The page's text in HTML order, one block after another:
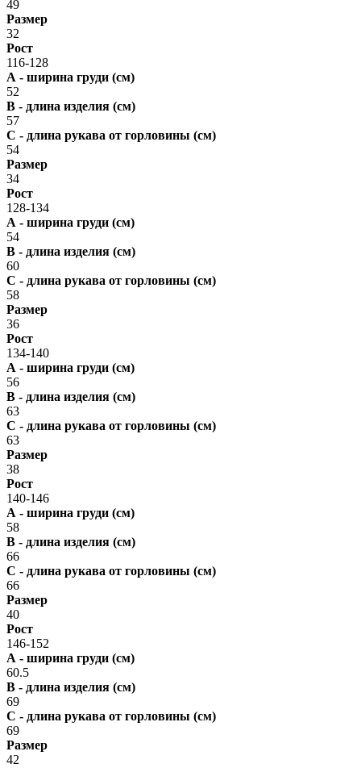
49
Размер
32
Рост
116-128
А - ширина груди (см)
52
В - длина изделия (см)
57
С - длина рукава от горловины (см)
54
Размер
34
Рост
128-134
А - ширина груди (см)
54
В - длина изделия (см)
60
С - длина рукава от горловины (см)
58
Размер
36
Рост
134-140
А - ширина груди (см)
56
В - длина изделия (см)
63
С - длина рукава от горловины (см)
63
Размер
38
Рост
140-146
А - ширина груди (см)
58
В - длина изделия (см)
66
С - длина рукава от горловины (см)
66
Размер
40
Рост
146-152
А - ширина груди (см)
60.5
В - длина изделия (см)
69
С - длина рукава от горловины (см)
69
Размер
42